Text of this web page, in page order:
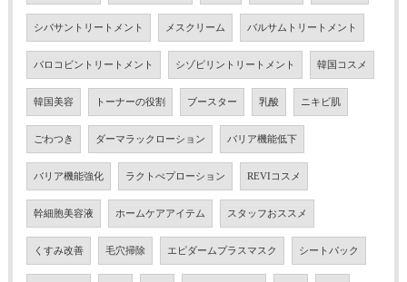
シバサントリートメント メスクリーム バルサムトリートメント
バロコビントリートメント シゾピリントリートメント 韓国コスメ
韓国美容 トーナーの役割 ブースター 乳酸 ニキビ肌
ごわつき ダーマラックローション バリア機能低下
バリア機能強化 ラクトぺプローション REVIコスメ
幹細胞美容液 ホームケアアイテム スタッフおススメ
くすみ改善 毛穴掃除 エピダームプラスマスク シートパック